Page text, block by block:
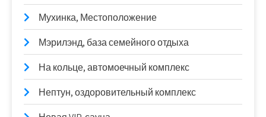
Мухинка, Местоположение
Мэрилэнд, база семейного отдыха
На кольце, автомоечный комплекс
Нептун, оздоровительный комплекс